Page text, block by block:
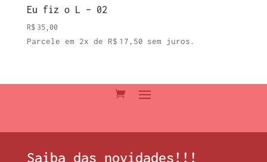
Eu fiz o L – 02
R$ 35,00
Parcele em 2x de R$ 17,50 sem juros.
Saiba das novidades!!!